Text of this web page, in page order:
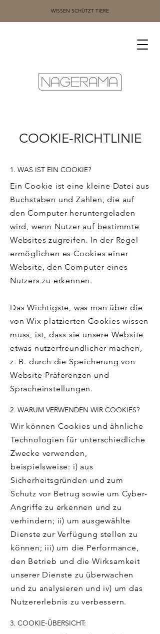
WISSEN SCHÜTZT TIERE
COOKIE-RICHTLINIE
1. WAS IST EIN COOKIE?
Ein Cookie ist eine kleine Datei aus
Buchstaben und Zahlen, die auf
den Computer heruntergeladen
wird, wenn Nutzer auf bestimmte
Websites zugreifen. In der Regel
ermöglichen es Cookies einer
Website, den Computer eines
Nutzers zu erkennen.
Das Wichtigste, was man über die
von Wix platzierten Cookies wissen
muss, ist, dass sie unsere Website
etwas nutzerfreundlicher machen,
z. B. durch die Speicherung von
Website-Präferenzen und
Spracheinstellungen.
2. WARUM VERWENDEN WIR COOKIES?
Wir können Cookies und ähnliche
Technologien für unterschiedliche
Zwecke verwenden,
beispielsweise: i) aus
Sicherheitsgründen und zum
Schutz vor Betrug sowie um Cyber-
Angriffe zu erkennen und zu
verhindern; ii) um ausgewählte
Dienste zur Verfügung stellen zu
können; iii) um die Performance,
den Betrieb und die Wirksamkeit
unserer Dienste zu überwachen
und zu analysieren und iv) um das
Nutzererlebnis zu verbessern.
3. COOKIE-ÜBERSICHT: